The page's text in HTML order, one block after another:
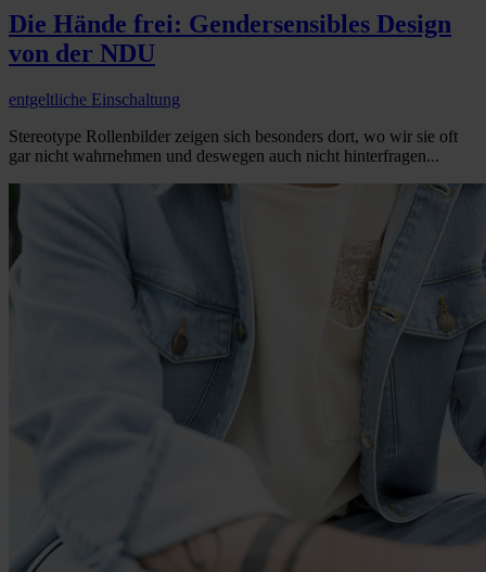
Die Hände frei: Gendersensibles Design
von der NDU
entgeltliche Einschaltung
Stereotype Rollenbilder zeigen sich besonders dort, wo wir sie oft
gar nicht wahrnehmen und deswegen auch nicht hinterfragen...